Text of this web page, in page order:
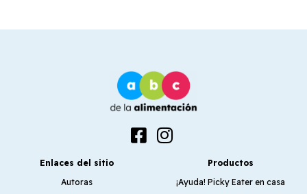
Enlaces del sitio
Autoras
Productos
¡Ayuda! Picky Eater en casa